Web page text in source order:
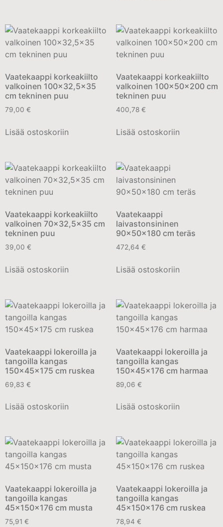
Vaatekaappi korkeakiilto
valkoinen 100×32,5×35
cm tekninen puu
79,00 €
Lisää ostoskoriin
Vaatekaappi korkeakiilto
valkoinen 100x50x200 cm
tekninen puu
400,78 €
Lisää ostoskoriin
Vaatekaappi korkeakiilto
valkoinen 70×32,5×35 cm
tekninen puu
39,00 €
Lisää ostoskoriin
Vaatekaappi
laivastonsininen
90x50x180 cm teräs
472,64 €
Lisää ostoskoriin
Vaatekaappi lokeroilla ja
tangoilla kangas
150x45x175 cm ruskea
69,83 €
Lisää ostoskoriin
Vaatekaappi lokeroilla ja
tangoilla kangas
150x45x176 cm harmaa
89,06 €
Lisää ostoskoriin
Vaatekaappi lokeroilla ja
tangoilla kangas
45x150x176 cm musta
75,91 €
Vaatekaappi lokeroilla ja
tangoilla kangas
45x150x176 cm ruskea
78,94 €